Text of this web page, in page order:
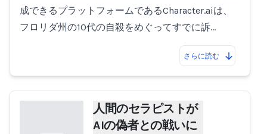
成できるプラットフォームであるCharacter.aiは、
フロリダ州の10代の自殺をめぐってすでに訴…
さらに読む
人間のセラピストが
AIの偽者との戦いに